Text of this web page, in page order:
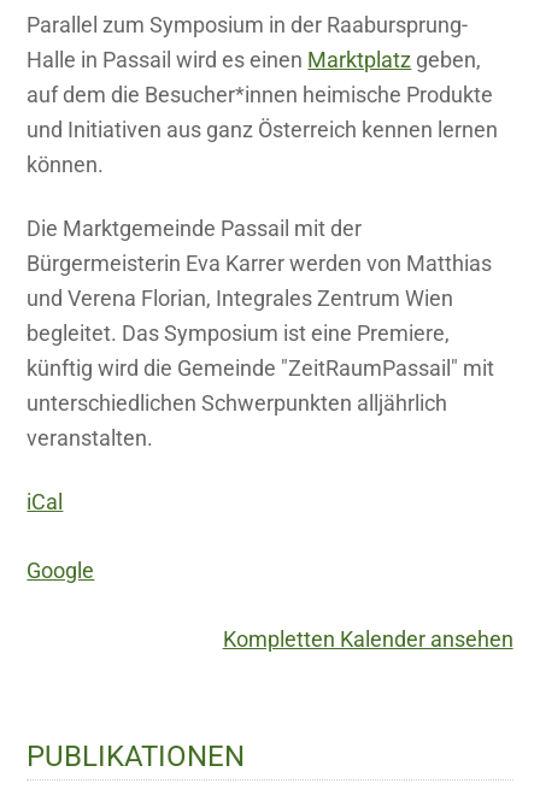
Parallel zum Symposium in der Raabursprung-
Halle in Passail wird es einen Marktplatz geben,
auf dem die Besucher*innen heimische Produkte
und Initiativen aus ganz Österreich kennen lernen
können.
Die Marktgemeinde Passail mit der
Bürgermeisterin Eva Karrer werden von Matthias
und Verena Florian, Integrales Zentrum Wien
begleitet. Das Symposium ist eine Premiere,
künftig wird die Gemeinde "ZeitRaumPassail" mit
unterschiedlichen Schwerpunkten alljährlich
veranstalten.
iCal
Google
Kompletten Kalender ansehen
Haupt-
Sidebar
PUBLIKATIONEN